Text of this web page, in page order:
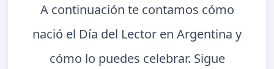
A continuación te contamos cómo
nació el Día del Lector en Argentina y
cómo lo puedes celebrar. Sigue